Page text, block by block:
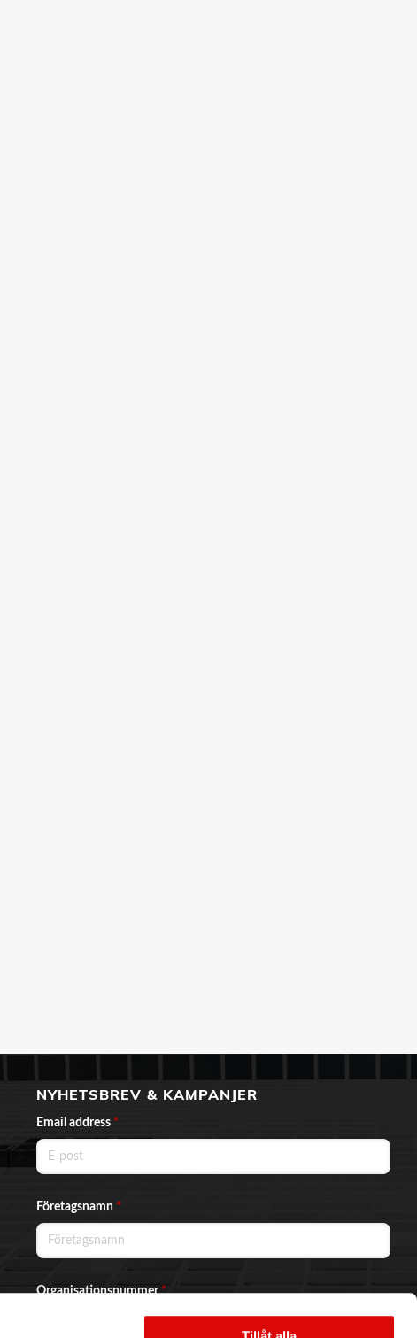
NYHETSBREV & KAMPANJER
Email address *
Företagsnamn *
Organisationsnummer*